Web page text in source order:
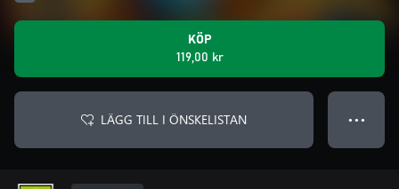
KÖP
119,00 kr
LÄGG TILL I ÖNSKELISTAN ● ● ●